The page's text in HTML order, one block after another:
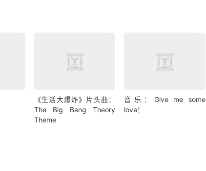
《生活大爆炸》片头曲：
The Big Bang Theory
Theme
音乐：Give me some
love！